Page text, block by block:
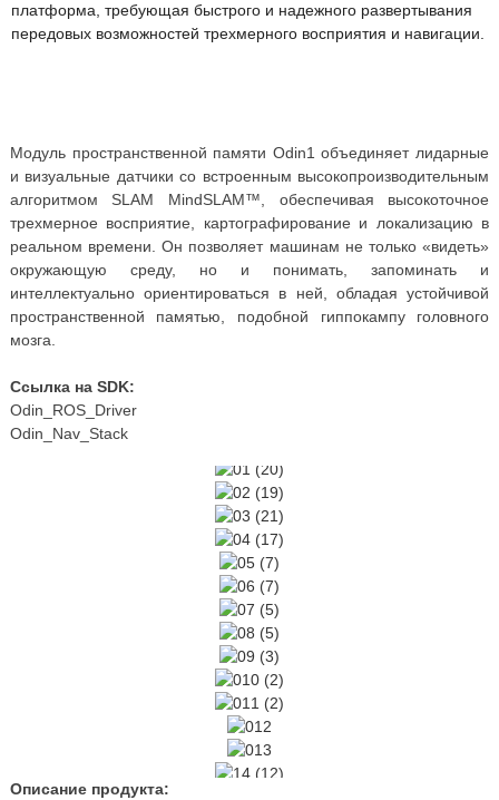
платформа, требующая быстрого и надежного развертывания
передовых возможностей трехмерного восприятия и навигации.
Модуль пространственной памяти Odin1 объединяет лидарные
и визуальные датчики со встроенным высокопроизводительным
алгоритмом SLAM MindSLAM™, обеспечивая высокоточное
трехмерное восприятие, картографирование и локализацию в
реальном времени. Он позволяет машинам не только «видеть»
окружающую среду, но и понимать, запоминать и
интеллектуально ориентироваться в ней, обладая устойчивой
пространственной памятью, подобной гиппокампу головного
мозга.
Ссылка на SDK:
Odin_ROS_Driver
Odin_Nav_Stack
Описание продукта: